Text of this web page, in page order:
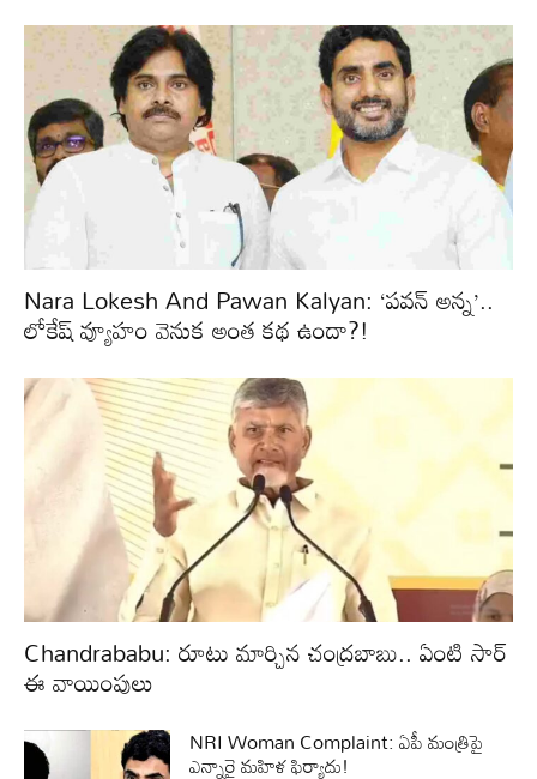
Nara Lokesh And Pawan Kalyan: ‘పవన్ అన్న’..
లోకేష్ వ్యూహం వెనుక అంత కథ ఉందా?!
Chandrababu: రూటు మార్చిన చంద్రబాబు.. ఏంటి సార్
ఈ వాయింపులు
NRI Woman Complaint: ఏపీ మంత్రిపై
ఎన్నారై మహిళ ఫిర్యాదు!